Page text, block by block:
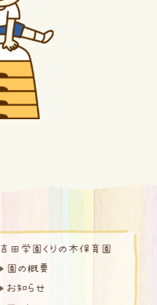
吉田学園くりの木保育園
園の概要
お知らせ